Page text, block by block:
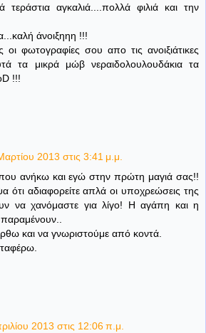
αγκαλιά....πολλά φιλιά και την
άνοιξηηη !!!
φωτογραφίες σου απο τις ανοιξιάτικες
τα μικρά μώβ νεραιδολουλουδάκια τα
!!!
2013 στις 3:41 μ.μ.
ανήκω και εγώ στην πρώτη μαγιά σας!!
ότι αδιαφορείτε απλά οι υποχρεώσεις της
να χανόμαστε για λίγο! Η αγάπη και η
και να γνωριστούμε από κοντά.
2013 στις 12:06 π.μ.